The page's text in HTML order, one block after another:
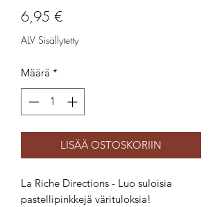
6,95 €Hinta
ALV Sisällytetty
Määrä *
LISÄÄ OSTOSKORIIN
La Riche Directions - Luo suloisia
pastellipinkkejä värituloksia!